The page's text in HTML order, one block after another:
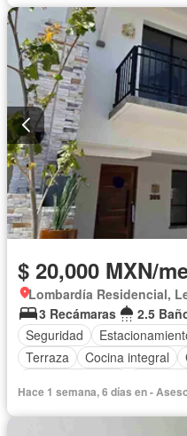
$ 20,000 MXN/
Lombardía Residencial,
3 Recámaras
2.5
Seguridad
Terraza
Cocina integral
Bodega
Circuito cerrado
Hace 1 semana, 6 días en -